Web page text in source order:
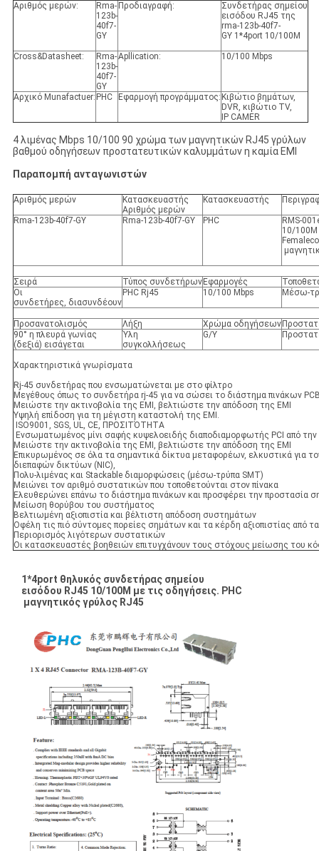
Αριθμός μερών:
Rma-
123b-
40f7-
GY
Προδιαγραφή:
Συνδετήρας σημείου
εισόδου RJ45 της
rma-123b-40f7-
GY 1*4port 10/100M
Cross&Datasheet:
Rma-
123b-
40f7-
GY
Apllication: 10/100 Mbps
Αρχικό Munafactuer: PHC Εφαρμογή προγράμματος: Κιβώτιο βημάτων,
DVR, κιβώτιο TV,
IP CAMER
4 λιμένας Mbps 10/100 90 χρώμα των μαγνητικών RJ45 γρύλων
βαθμού οδηγήσεων προστατευτικών καλυμμάτων η καμία EMI
Παραπομπή ανταγωνιστών
Αριθμός μερών
Κατασκευαστής
Αριθμός μερών
Κατασκευαστής
Rma-123b-40f7-GY Rma-123b-40f7-GY PHC
RMS-
10/100M
Σειρά Τύπος συνδετήρων Εφαρμογές
Οι
συνδετήρες, διασυνδέουν
PHC Rj45 10/100 Mbps Μέσω-
Προσανατολισμός Λήξη Χρώμα οδηγήσεων
90° η πλευρά γωνίας
(δεξιά) εισάγεται
Ύλη
συγκολλήσεως
G/Y
Χαρακτηριστικά γνωρίσματα
Rj-45 συνδετήρας που ενσωματώνεται με στο φίλτρο
Μεγέθους όπως το συνδετήρα rj-45 για να σώσει το διάστημα πινάκων
Μειώστε την ακτινοβολία της EMI, βελτιώστε την απόδοση της EMI
Υψηλή επίδοση για τη μέγιστη καταστολή της EMI.
ISO9001, SGS, UL, CE, ΠΡΟΣΙΤΌΤΗΤΑ
Ενσωματωμένος μίνι σαφής κυψελοειδής διαποδιαμορφωτής PCI από
Μειώστε την ακτινοβολία της EMI, βελτιώστε την απόδοση της EMI
Επικυρωμένος σε όλα τα σημαντικά δίκτυα μεταφορέων, ελκυστικά για
διεπαφών δικτύων (NIC),
Πολυ-λιμένας και Stackable διαμορφώσεις (μέσω-τρύπα SMT)
Μειώνει τον αριθμό συστατικών που τοποθετούνται στον πίνακα
Ελευθερώνει επάνω το διάστημα πινάκων και προσφέρει την προστασία
Μείωση θορύβου του συστήματος
Βελτιωμένη αξιοπιστία και βέλτιστη απόδοση συστημάτων
Οφέλη τις πιό σύντομες πορείες σημάτων και τα κέρδη αξιοπιστίας από
Περιορισμός λιγότερων συστατικών
Οι κατασκευαστές βοηθειών επιτυγχάνουν τους στόχους μείωσης του
1*4port θηλυκός συνδετήρας σημείου
εισόδου RJ45 10/100M με τις οδηγήσεις. PHC
μαγνητικός γρύλος RJ45